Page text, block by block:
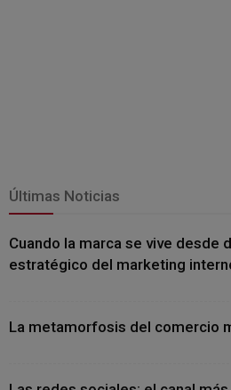
Últimas Noticias
Cuando la marca se vive desde
estratégico del marketing
La metamorfosis del comercio